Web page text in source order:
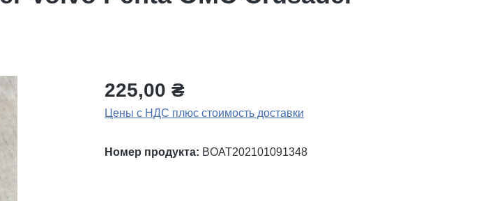
225,00 ₴
Цены с НДС плюс стоимость доставки
Номер продукта: BOAT202101091348